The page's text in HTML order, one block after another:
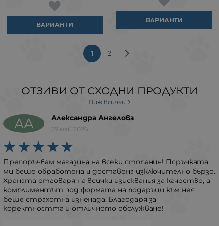
ВАРИАНТИ
ВАРИАНТИ
1 2
ОТЗИВИ ОТ СХОДНИ ПРОДУКТИ
Виж всички
АА Александра Ангелова
29 май 2026
Препоръчвам магазина на всеки стопанин! Поръчката
ми беше обработена и доставена изключително бързо.
Храната отговаря на всички изисквания за качество, а
комплиментът под формата на подаръци към нея
беше страхотна изненада. Благодаря за
коректността и отличното обслужване!